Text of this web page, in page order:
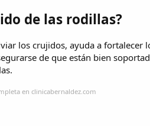
de las rodillas?
los crujidos, ayuda a fortalecer
de que están bien
en clinicabernaldez.com